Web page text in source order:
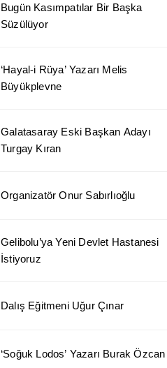
Bugün Kasımpatılar Bir Başka
Süzülüyor
‘Hayal-i Rüya’ Yazarı Melis
Büyükplevne
Galatasaray Eski Başkan Adayı
Turgay Kıran
Organizatör Onur Sabırlıoğlu
Gelibolu’ya Yeni Devlet Hastanesi
İstiyoruz
Dalış Eğitmeni Uğur Çınar
‘Soğuk Lodos’ Yazarı Burak Özcan